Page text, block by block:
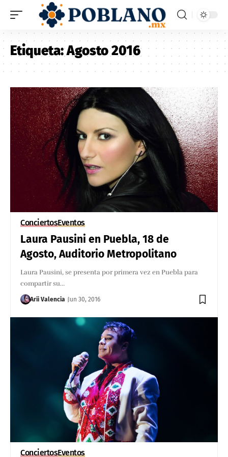
Etiqueta:Agosto 2016
ConciertosEventos
Laura Pausini en Puebla, 18 de
Agosto, Auditorio Metropolitano
Laura Pausini, se presenta por primera vez en Puebla para
compartir su…
Arii Valencia Jun 30, 2016
ConciertosEventos